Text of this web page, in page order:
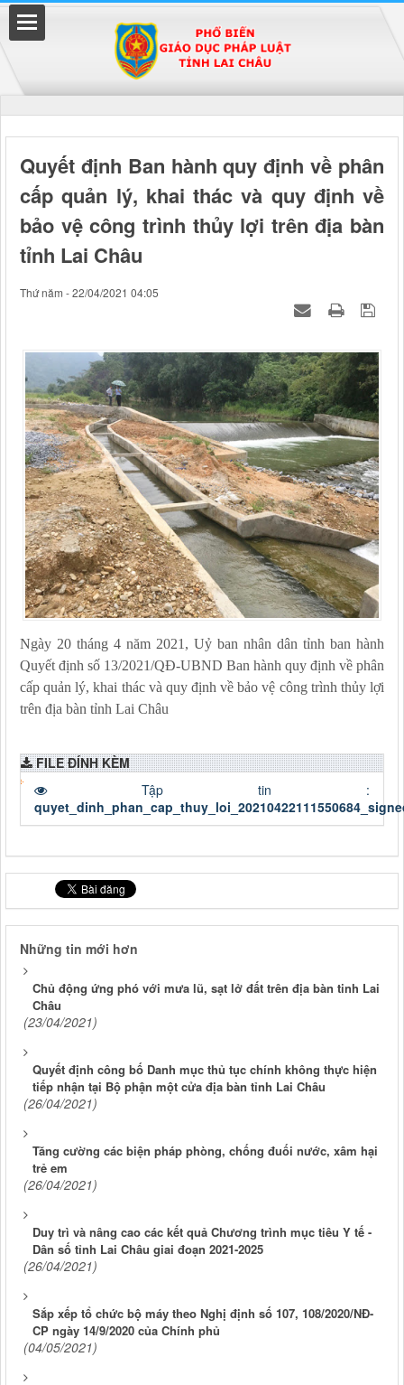
Quyết định Ban hành quy định về phân
cấp quản lý, khai thác và quy định về
bảo vệ công trình thủy lợi trên địa bàn
tỉnh Lai Châu
Thứ năm - 22/04/2021 04:05
Ngày 20 tháng 4 năm 2021, Uỷ ban nhân dân tỉnh ban hành
Quyết định số 13/2021/QĐ-UBND Ban hành quy định về phân
cấp quản lý, khai thác và quy định vềbảo vệ công trình thủy lợi
trên địa bàn tỉnh Lai Châu
FILE ĐÍNH KÈM
Tập tin :
Những tin mới hơn
Chủ động ứng phó với mưa lũ, sạt lở đất trên địa bàn tinh Lai
Châu
(23/04/2021)
Quyết định công bố Danh mục thủ tục chính không thực hiện
tiếp nhận tại Bộ phận một cửa địa bàn tỉnh Lai Châu
(26/04/2021)
Tăng cường các biện pháp phòng, chống đuối nước, xâm hại
trẻ em
(26/04/2021)
Duy trì và nâng cao các kết quả Chương trình mục tiêu Y tế -
Dân số tỉnh Lai Châu giai đoạn 2021-2025
(26/04/2021)
Sắp xếp tổ chức bộ máy theo Nghị định số 107, 108/2020/NĐ-
CP ngày 14/9/2020 của Chính phủ
(04/05/2021)
Đã kết nối EMC